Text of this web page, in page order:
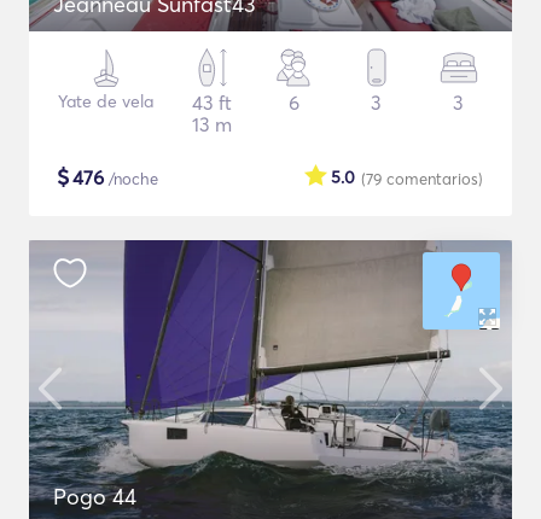
Yate de vela
43 ft
13 m
6 3 3
$476 /noche (79 comentarios)
5.0
Pogo 44